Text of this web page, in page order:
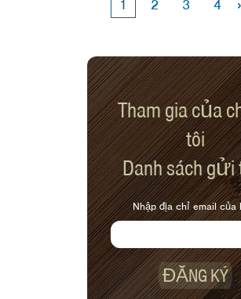
1 2 3 4
Tham gia của
tôi
Danh sách
Nhập địa chỉ email của
ĐĂNG KÝ